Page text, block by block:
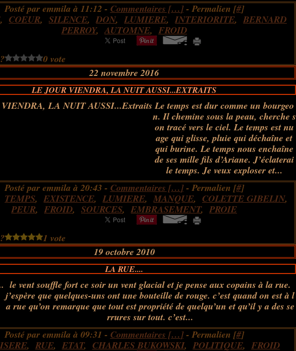
Posté par emmila à 11:12 - Commentaires […]- Permalien [#]
, COEUR, SILENCE,DON, LUMIERE,INTERIORITE, BERNARD
PERROY,AUTOMNE, FROID
0 vote
22 novembre 2016
LE JOUR VIENDRA, LA NUIT AUSSI...EXTRAITS
Le temps est dur comme un bourgeo
n. Il chemine sous la peau, cherche s
on tracé vers le ciel. Le temps est nu
age qui glisse, pluie qui déchaîne et
qui burine. Le temps nous enchaîne
de ses mille fils d’Ariane. J’éclaterai
le temps. Je veux exploser et...
Posté par emmila à 20:43 - Commentaires […]- Permalien [#]
TEMPS, EXISTENCE, LUMIERE, MANQUE, COLETTE GIBELIN,
PEUR, FROID, SOURCES, EMBRASEMENT, PROIE
1 vote
19 octobre 2010
LA RUE....
le vent souffle fort ce soir un vent glacial et je pense aux copains à la rue.
j’espère que quelques-uns ont une bouteille de rouge. c’est quand on est à l
a rue qu’on remarque que tout est propriété de quelqu’un et qu’il y a des se
rrures sur tout. c’est...
Posté par emmila à 09:31 - Commentaires […]- Permalien [#]
, RUE, ETAT, CHARLES BUKOWSKI, POLITIQUE, FROID